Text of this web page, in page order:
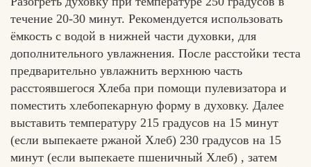
течение 20-30 минут. Рекомендуется использовать
ёмкость с водой в нижней части духовки, для
дополнительного увлажнения. После расстойки теста
предварительно увлажнить верхнюю часть
расстоявшегося Хлеба при помощи пулевизатора и
поместить хлебопекарную форму в духовку. Далее
выставить температуру 215 градусов на 15 минут
(если выпекаете ржаной Хлеб) 230 градусов на 15
минут (если выпекаете пшеничный Хлеб) , затем